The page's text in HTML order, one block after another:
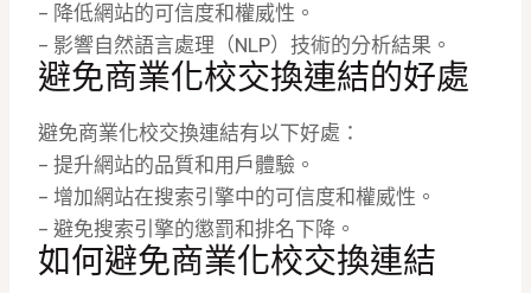
– 降低網站的可信度和權威性。
– 影響自然語言處理（NLP）技術的分析結果。
避免商業化校交換連結的好處
避免商業化校交換連結有以下好處：
– 提升網站的品質和用戶體驗。
– 增加網站在搜索引擎中的可信度和權威性。
– 避免搜索引擎的懲罰和排名下降。
如何避免商業化校交換連結